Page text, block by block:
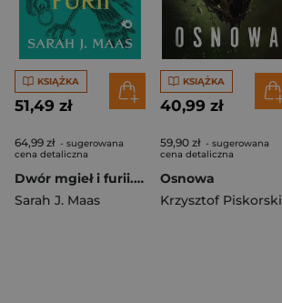
KSIĄŻKA
51,49 zł
64,99 zł - sugerowana
cena detaliczna
Dwór mgieł i furii. Dwór cierni i róż. Tom 2 wyd. 2026
Sarah J. Maas
KSIĄŻKA
40,99 zł
59,90 zł - sugerowana
cena detaliczna
Osnowa
Krzysztof Piskorski